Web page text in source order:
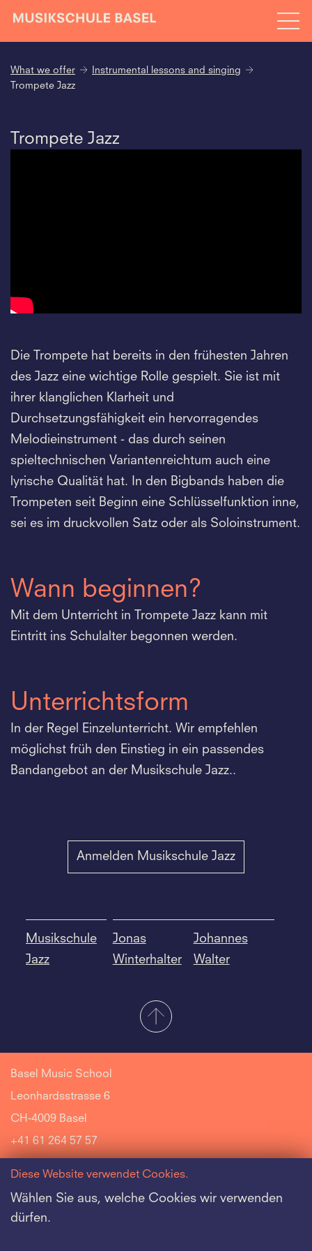
What we offer
Instrumental lessons and singing
Trompete Jazz
Trompete Jazz
Die Trompete hat bereits in den frühesten Jahren
des Jazz eine wichtige Rolle gespielt. Sie ist mit
ihrer klanglichen Klarheit und
Durchsetzungsfähigkeit ein hervorragendes
Melodieinstrument - das durch seinen
spieltechnischen Variantenreichtum auch eine
lyrische Qualität hat. In den Bigbands haben die
Trompeten seit Beginn eine Schlüsselfunktion inne,
sei es im druckvollen Satz oder als Soloinstrument.
Wann beginnen?
Mit dem Unterricht in Trompete Jazz kann mit
Eintritt ins Schulalter begonnen werden.
Unterrichtsform
In der Regel Einzelunterricht. Wir empfehlen
möglichst früh den Einstieg in ein passendes
Bandangebot an der Musikschule Jazz..
Anmelden Musikschule Jazz
Musikschule
Jazz
Jonas
Winterhalter
Johannes
Walter
Basel Music School
Leonhardsstrasse 6
CH-4009 Basel
+41 61 264 57 57
Riehen Music School
Diese Website verwendet Cookies.
Wählen Sie aus, welche Cookies wir verwenden
dürfen.